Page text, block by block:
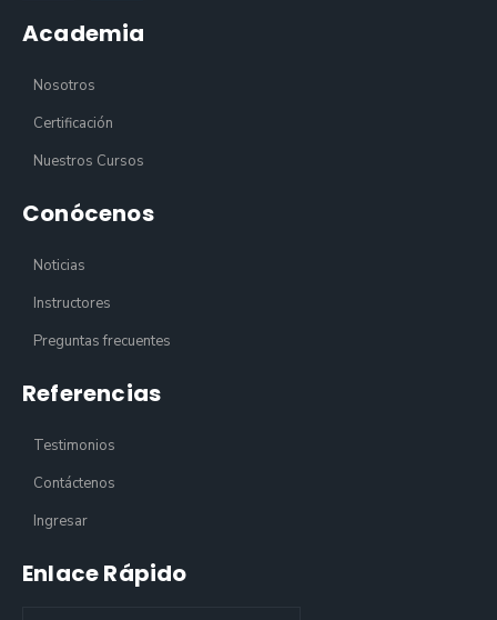
Academia
Nosotros
Certificación
Nuestros Cursos
Conócenos
Noticias
Instructores
Preguntas frecuentes
Referencias
Testimonios
Contáctenos
Ingresar
Enlace Rápido